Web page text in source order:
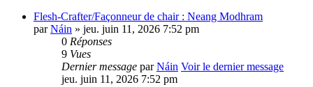
Flesh-Crafter/Façonneur de chair : Neang Modhram
parNáin » jeu. juin 11, 2026 7:52 pm
0 Réponses
9 Vues
Dernier message parNáin Voir le dernier message
jeu. juin 11, 2026 7:52 pm